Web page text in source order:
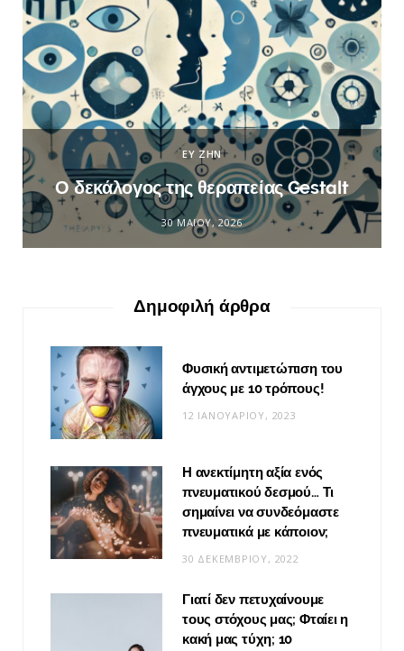
ΕΥ ΖΗΝ
Ο δεκάλογος της θεραπείας Gestalt
30 ΜΑΪ́ΟΥ, 2026
Δημοφιλή άρθρα
Φυσική αντιμετώπιση του
άγχους με 10 τρόπους!
12 ΙΑΝΟΥΑΡΊΟΥ, 2023
Η ανεκτίμητη αξία ενός
πνευματικού δεσμού… Τι
σημαίνει να συνδεόμαστε
πνευματικά με κάποιον;
30 ΔΕΚΕΜΒΡΊΟΥ, 2022
Γιατί δεν πετυχαίνουμε
τους στόχους μας; Φταίει η
κακή μας τύχη; 10